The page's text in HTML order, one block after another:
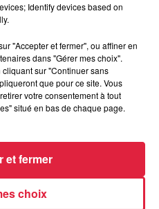
à Strasbourg :
Trautmann réagit
Mulhouse : rencontre
rouges
Identify devices based on
"Accepter et fermer", ou affiner en
dans "Gérer mes choix".
sur "Continuer sans
que pour ce site. Vous
votre consentement à tout
situé en bas de chaque page.
choix
et fermer